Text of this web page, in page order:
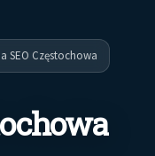
SEO Częstochowa